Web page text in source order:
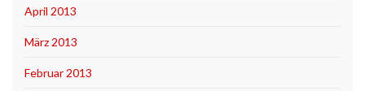
April 2013
März 2013
Februar 2013